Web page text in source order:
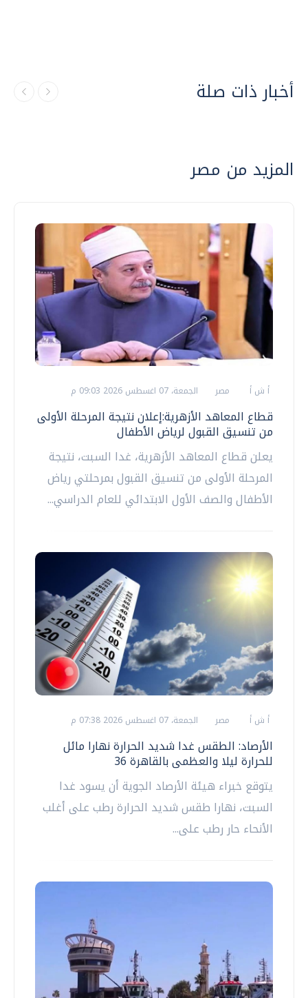
أخبار ذات صلة
المزيد من مصر
أ ش أ مصر الجمعة، 07 اغسطس 2026 09:03 م
قطاع المعاهد الأزهرية:إعلان نتيجة المرحلة الأولى
من تنسيق القبول لرياض الأطفال
يعلن قطاع المعاهد الأزهرية، غدا السبت، نتيجة
المرحلة الأولى من تنسيق القبول بمرحلتي رياض
الأطفال والصف الأول الابتدائي للعام الدراسي...
أ ش أ مصر الجمعة، 07 اغسطس 2026 07:38 م
الأرصاد: الطقس غدا شديد الحرارة نهارا مائل
للحرارة ليلا والعظمى بالقاهرة 36
يتوقع خبراء هيئة الأرصاد الجوية أن يسود غدا
السبت، نهارا طقس شديد الحرارة رطب على أغلب
الأنحاء حار رطب على...